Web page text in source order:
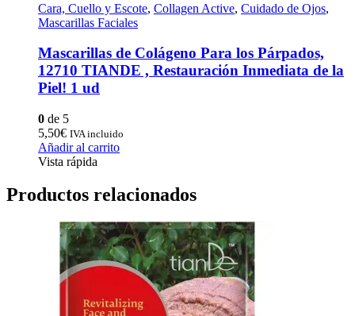
Cara, Cuello y Escote, Collagen Active, Cuidado de Ojos,
Mascarillas Faciales
Mascarillas de Colágeno Para los Párpados,
12710 TIANDE , Restauración Inmediata de la
Piel! 1 ud
0 de 5
5,50€ IVA incluido
Añadir al carrito
Vista rápida
Productos relacionados